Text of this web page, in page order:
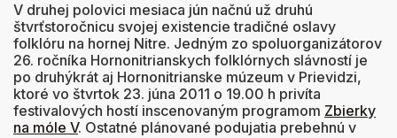
V druhej polovici mesiaca jún načnú už druhú
štvrťstoročnicu svojej existencie tradičné oslavy
folklóru na hornej Nitre. Jedným zo spoluorganizátorov
26. ročníka Hornonitrianskych folklórnych slávností je
po druhýkrát aj Hornonitrianske múzeum v Prievidzi,
ktoré vo štvrtok 23. júna 2011 o 19.00 h privíta
festivalových hostí inscenovaným programom Zbierky
na móle V. Ostatné plánované podujatia prebehnú v